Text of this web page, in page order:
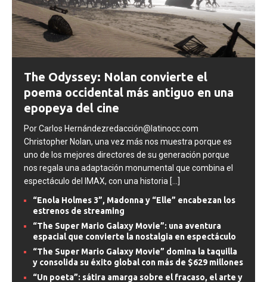
The Odyssey: Nolan convierte el
poema occidental más antiguo en una
epopeya del cine
Por Carlos Hernándezredacción@latinocc.com
Christopher Nolan, una vez más nos muestra porque es
uno de los mejores directores de su generación porque
nos regala una adaptación monumental que combina el
espectáculo del IMAX, con una historia [...]
“Enola Holmes 3”, Madonna y “Elle” encabezan los
estrenos de streaming
“The Super Mario Galaxy Movie”: una aventura
espacial que convierte la nostalgia en espectáculo
“The Super Mario Galaxy Movie” domina la taquilla
y consolida su éxito global con más de $629 millones
“Un poeta”: sátira amarga sobre el fracaso, el arte y